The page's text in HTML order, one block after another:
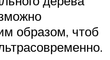
образом, чтоб